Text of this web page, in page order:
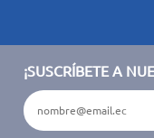
¡SUSCRÍBETE A